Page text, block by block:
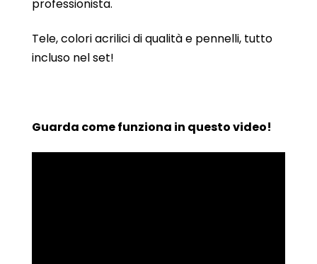
professionista.
Tele, colori acrilici di qualità e pennelli, tutto
incluso nel set!
Guarda come funziona in questo video!